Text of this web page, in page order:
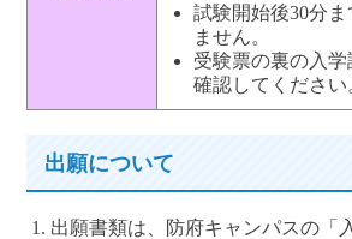
試験開始後30分
ません。
受験票の裏の入
確認してください
出願について
出願書類は、防府キャンパスの「